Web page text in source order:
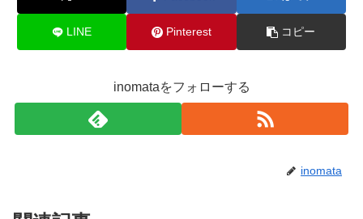
LINE Pinterest コピー
inomataをフォローする
inomata